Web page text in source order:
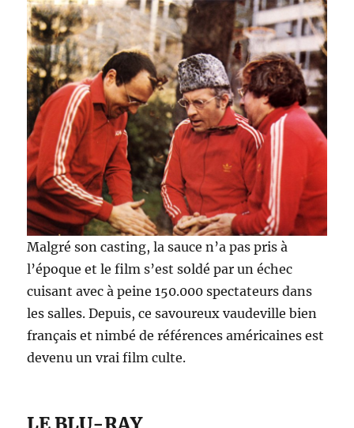
Malgré son casting, la sauce n’a pas pris à
l’époque et le film s’est soldé par un échec
cuisant avec à peine 150.000 spectateurs dans
les salles. Depuis, ce savoureux vaudeville bien
français et nimbé de références américaines est
devenu un vrai film culte.